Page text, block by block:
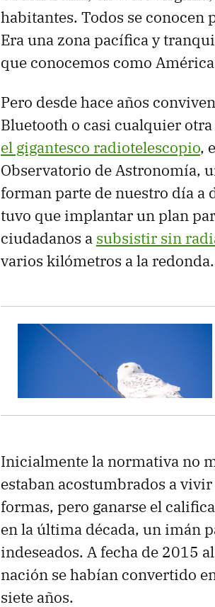
habitantes. Todos se conocen
Era una zona pacífica y
que conocemos como
Pero desde hace años
Bluetooth o casi cualquier
el gigantesco radiotelescopio,
Observatorio de Astronomía,
forman parte de nuestro día a
tuvo que implantar un plan
ciudadanos a subsistir sin
varios kilómetros a la redonda.
Inicialmente la normativa no
estaban acostumbrados a
formas, pero ganarse el
en la última década, un imán
indeseados. A fecha de 2015
nación se habían convertido
siete años.